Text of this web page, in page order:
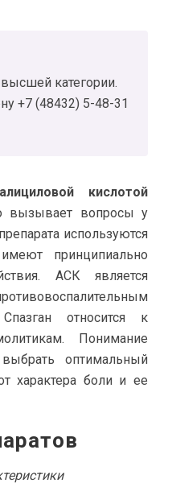
категории.
+7 (48432) 5-48-31
кислотой
вызывает вопросы у
используются
принципиально
АСК является
относится к
Понимание
оптимальный
характера боли и ее